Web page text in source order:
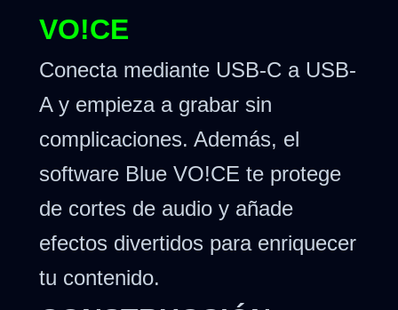
VO!CE
Conecta mediante USB-C a USB-
A y empieza a grabar sin
complicaciones. Además, el
software Blue VO!CE te protege
de cortes de audio y añade
efectos divertidos para enriquecer
tu contenido.